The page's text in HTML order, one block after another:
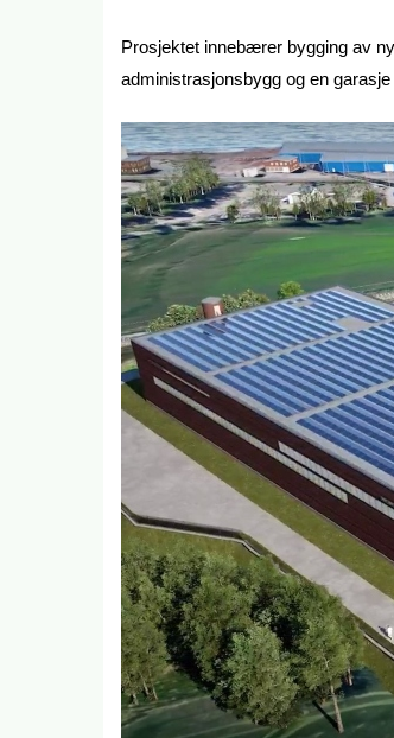
Prosjektet innebærer bygging av
administrasjonsbygg og en